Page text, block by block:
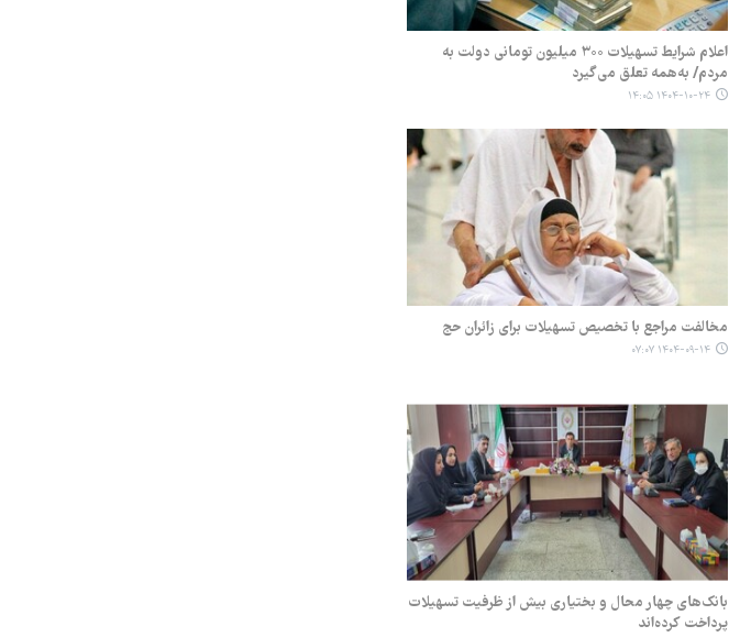
اعلام شرایط تسهیلات ۳۰۰ میلیون تومانی دولت به
مردم/ به‌همه تعلق می‌گیرد
۱۴۰۴-۱۰-۲۴ ۱۴:۰۵
مخالفت مراجع با تخصیص تسهیلات برای زائران حج
۱۴۰۴-۰۹-۱۴ ۰۷:۰۷
بانک‌های چهار محال و بختیاری بیش از ظرفیت تسهیلات
پرداخت کرده‌اند